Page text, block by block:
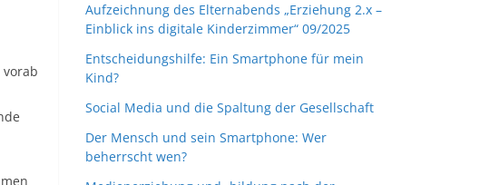
vorab
Aufzeichnung des Elternabends „Erziehung 2.x –
Einblick ins digitale Kinderzimmer“ 09/2025
Entscheidungshilfe: Ein Smartphone für mein
Kind?
Social Media und die Spaltung der Gesellschaft
Der Mensch und sein Smartphone: Wer
beherrscht wen?